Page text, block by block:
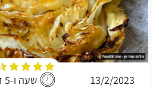
13/2/2023 שעה ו-5 דקות